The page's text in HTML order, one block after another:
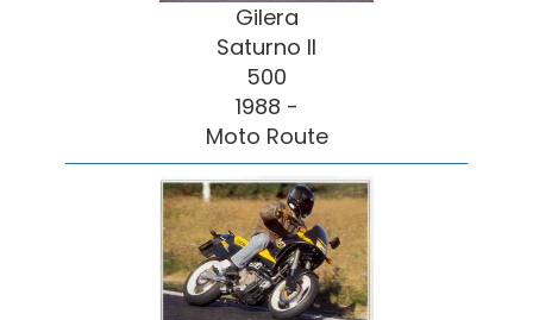
Gilera
Saturno II
500
1988 -
Moto Route